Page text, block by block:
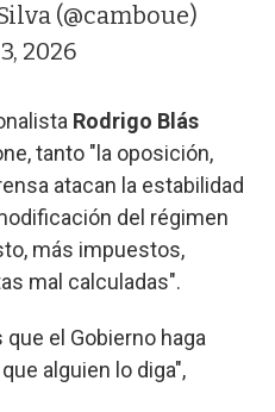
(@camboue)
2026
Rodrigo Blás
tanto "la oposición,
atacan la estabilidad
del régimen
más impuestos,
mal calculadas".
que el Gobierno haga
alguien lo diga",